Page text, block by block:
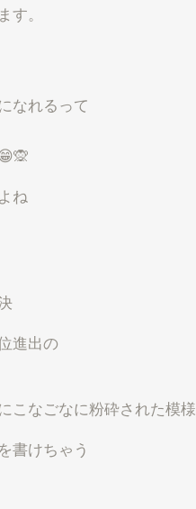
す。
なれるって
ね
進出の
こなごなに粉砕された模様
書けちゃう